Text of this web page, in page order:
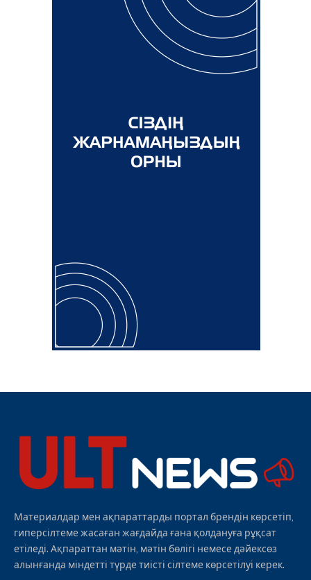
Материалдар мен ақпараттарды портал брендін көрсетіп,
гиперсілтеме жасаған жағдайда ғана қолдануға рұқсат
етіледі. Ақпараттан мәтін, мәтін бөлігі немесе дәйексөз
алынғанда міндетті түрде тиісті сілтеме көрсетілуі керек.